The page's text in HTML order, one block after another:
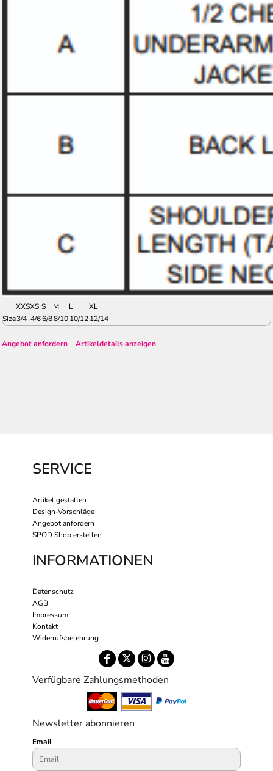
XXSXS S M L
XL
Size3/4 4/66/88/1010/1212/14
Angebot anfordern Artikeldetails anzeigen
SERVICE
Artikel gestalten
Design-Vorschläge
Angebot anfordern
SPOD Shop erstellen
INFORMATIONEN
Datenschutz
AGB
Impressum
Kontakt
Widerrufsbelehrung
Verfügbare Zahlungsmethoden
Newsletter abonnieren
Email